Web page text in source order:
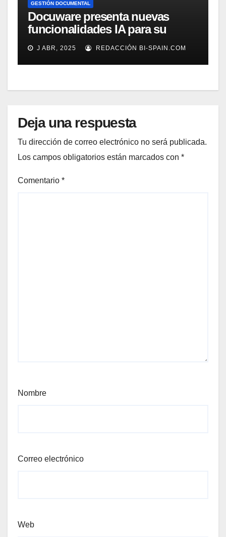
GESTIÓN DOCUMENTAL
Docuware presenta nuevas
funcionalidades IA para su
gestión documental
J ABR, 2025 REDACCIÓN BI-SPAIN.COM
Deja una respuesta
Tu dirección de correo electrónico no será publicada.
Los campos obligatorios están marcados con *
Comentario *
Nombre
Correo electrónico
Web